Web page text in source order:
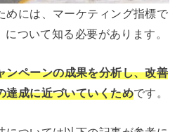
めには、マーケティング指標で
ついて知る必要があります。
ンペーンの成果を分析し、改善
達成に近づいていくためです。